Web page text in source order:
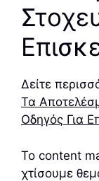
Δείτε
Τα
Οδηγός Για
Το content
χτίσουμε